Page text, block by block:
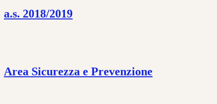
a.s. 2018/2019
Area Sicurezza e Prevenzione